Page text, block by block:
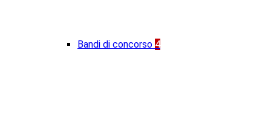
Bandi di concorso 4